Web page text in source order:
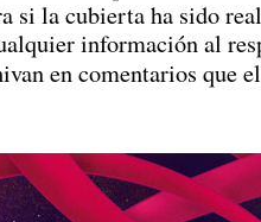
si la cubierta ha sido
información al
en comentarios que